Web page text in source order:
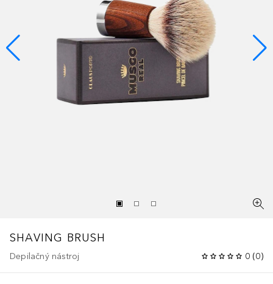
SHAVING BRUSH
Depilačný nástroj 0 (0)